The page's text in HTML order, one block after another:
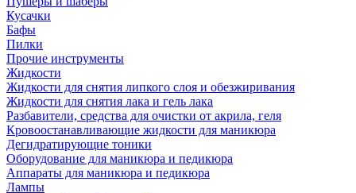
Кусачки
Бафы
Пилки
Прочие инструменты
Жидкости
Жидкости для снятия липкого слоя и обезжиривания
Жидкости для снятия лака и гель лака
Разбавители, средства для очистки от акрила, геля
Кровоостанавливающие жидкости для маникюра
Дегидратирующие тоники
Оборудование для маникюра и педикюра
Аппараты для маникюра и педикюра
Лампы